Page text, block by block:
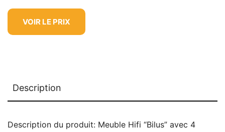
VOIR LE PRIX
Description
Description du produit: Meuble Hifi “Bilus” avec 4